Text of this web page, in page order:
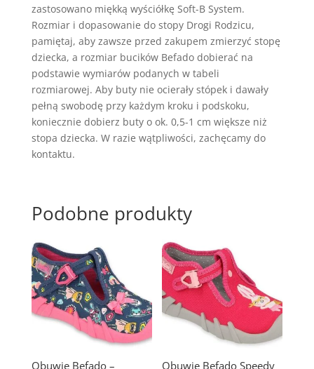
zastosowano miękką wyściółkę Soft-B System.
Rozmiar i dopasowanie do stopy Drogi Rodzicu,
pamiętaj, aby zawsze przed zakupem zmierzyć stopę
dziecka, a rozmiar bucików Befado dobierać na
podstawie wymiarów podanych w tabeli
rozmiarowej. Aby buty nie ocierały stópek i dawały
pełną swobodę przy każdym kroku i podskoku,
koniecznie dobierz buty o ok. 0,5-1 cm większe niż
stopa dziecka. W razie wątpliwości, zachęcamy do
kontaktu.
Podobne produkty
Obuwie Befado –
Obuwie Befado Speedy